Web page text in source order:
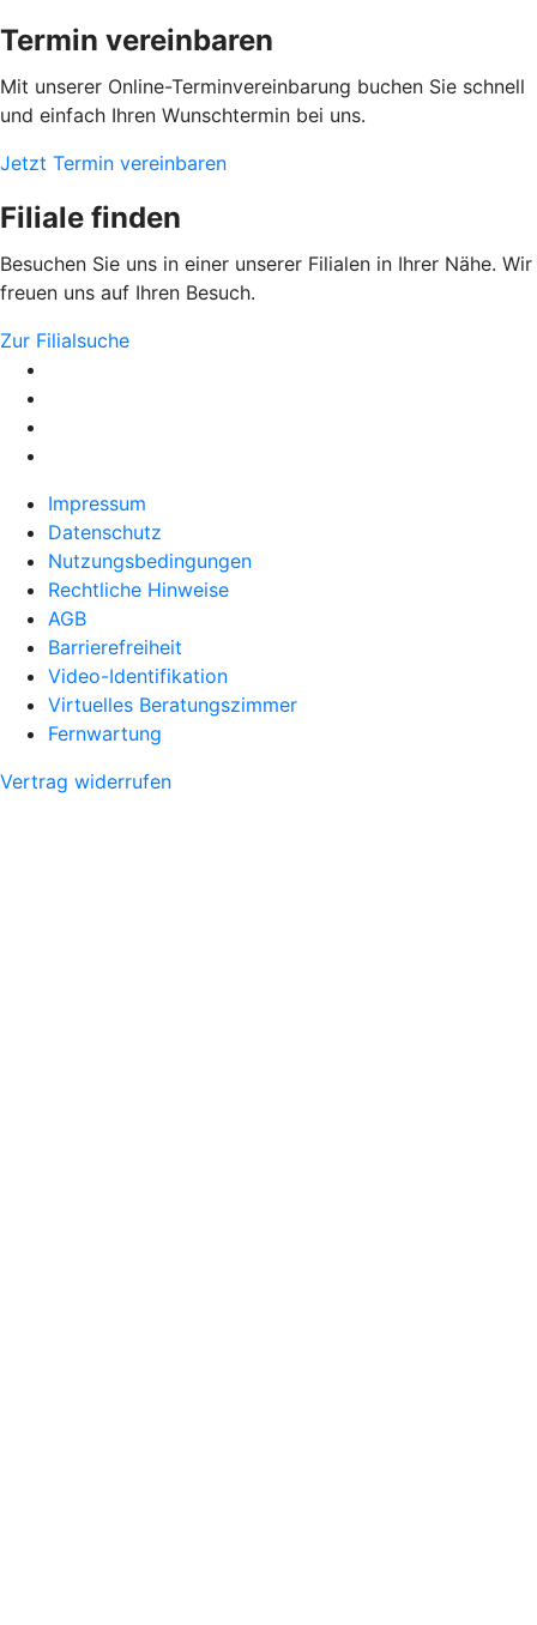
Termin vereinbaren
Mit unserer Online-Terminvereinbarung buchen Sie schnell
und einfach Ihren Wunschtermin bei uns.
Jetzt Termin vereinbaren
Filiale finden
Besuchen Sie uns in einer unserer Filialen in Ihrer Nähe. Wir
freuen uns auf Ihren Besuch.
Zur Filialsuche
Impressum
Datenschutz
Nutzungsbedingungen
Rechtliche Hinweise
AGB
Barrierefreiheit
Video-Identifikation
Virtuelles Beratungszimmer
Fernwartung
Vertrag widerrufen